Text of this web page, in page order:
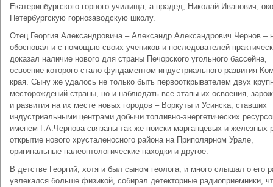
Екатеринбургского горного училища, а прадед, Николай Иванович,
Петербургскую горнозаводскую школу.
Отец Георгия Александровича – Александр Александрович Чернов –
обосновал и с помощью своих учеников и последователей
доказал наличие нового для страны Печорского угольного бассейна,
освоение которого стало фундаментом индустриального развития
края. Сыну же удалось не только быть первооткрывателем двух
месторождений страны, но и наблюдать все этапы их освоения,
и развития на их месте новых городов – Воркуты и Усинска, ставших
индустриальными центрами добычи топливно-энергетических
именем Г.А.Чернова связаны так же поиски марганцевых и железных
открытие нового хрусталеносного района на Приполярном Урале,
оригинальные палеонтологические находки и другое.
В детстве Георгий, хотя и был сыном геолога, и много слышал о его
увлекался больше физикой, собирал детекторные радиоприемники,